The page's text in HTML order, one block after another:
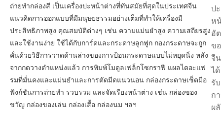
ถ่ายทำกล่องสี เป็นเครื่องปะหน้าต่างที่ทันสมัยที่สุดในประเทศจีน
แนวคิดการออกแบบที่มีมนุษยธรรมอย่างเต็มที่ทำให้เครื่องมี
ประสิทธิภาพสูง คุณสมบัติต่างๆ เช่น ความแม่นยำสูง ความเสถียรสูง
และใช้งานง่าย ใช้ได้กับการ์ดและกระดาษลูกฟูก กองกระดาษจะถูก
คั่นด้วยวิธีการวาดด้านล่างของการป้อนกระดาษแบบไม่หยุดนิ่ง หลัง
จากกดวางตำแหน่งแล้ว การพิมพ์โมดูลเฟล็กโซกราฟี แผลไดอะแฟ
รมที่มั่นคงและแม่นยำและการตัดมีดแนวนอน กล่องกระดาษเช็ดมือ
ฟังก์ชันการถ่ายทำ รวบรวม และจัดเรียงหน้าต่าง เช่น กล่องของ
ขวัญ กล่องของเล่น กล่องเสื้อ กล่องนม ฯลฯ
ปะ
ห
อั
ข
จีน
ได้
รับ
ก
ผ